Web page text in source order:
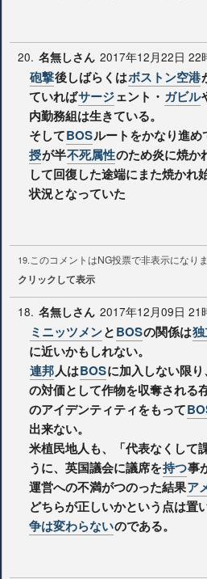
20. 名無しさん 2017年12月22日 22
砲撃後しばらくはボストン空港
ていればサージェント・ ガビル
内勤務組は生きている。
そしてBOSルートをかなり進め
授が半不死属性のため炎に焼か
して回復した途端にまた焼かれ
状況となっていた
19. このコメントはNG投票で非表示になりま
クリックして表示
18. 名無しさん 2017年12月09日 21
ミニッツメンとBOSの関係は
に近いかもしれない。
連邦人はBOSに加入しない限
の対価として作物を収奪される
のアイデンティティをもって
出来ない。
米植民地人も、「代表なくして
うに、英国議会に議席を持つ事
運営への不満がつのった結果ア
どちらが正しいかという点は置
争は変わらないのである。